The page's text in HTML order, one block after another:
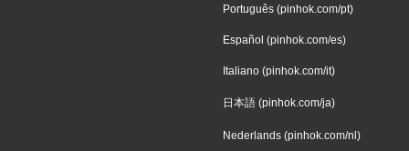
Português (pinhok.com/pt)
Español (pinhok.com/es)
Italiano (pinhok.com/it)
日本語 (pinhok.com/ja)
Nederlands (pinhok.com/nl)